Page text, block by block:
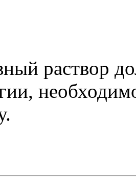
раствор